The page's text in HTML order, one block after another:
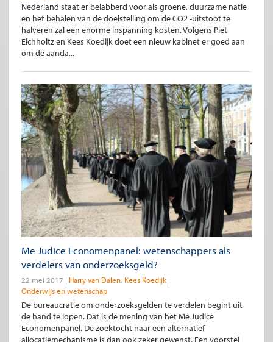
Nederland staat er belabberd voor als groene, duurzame natie
en het behalen van de doelstelling om de CO2 -uitstoot te
halveren zal een enorme inspanning kosten. Volgens Piet
Eichholtz en Kees Koedijk doet een nieuw kabinet er goed aan
om de aanda...
Me Judice Economenpanel: wetenschappers als
verdelers van onderzoeksgeld?
22 mei 2017 Harry van Dalen Kees Koedijk
Onderwijs en wetenschap
De bureaucratie om onderzoeksgelden te verdelen begint uit
de hand te lopen. Dat is de mening van het Me Judice
Economenpanel. De zoektocht naar een alternatief
allocatiemechanisme is dan ook zeker gewenst. Een voorstel